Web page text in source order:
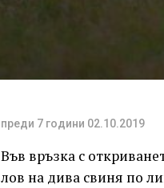
преди 7 години 02.10.2019
Във връзка с
лов на дива свиня по